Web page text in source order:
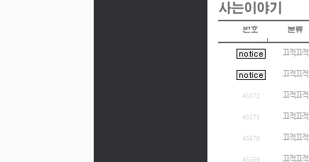
끄적끄적
끄적끄적
45572 끄적끄적
45571 끄적끄적
45570 끄적끄적
45569 끄적끄적